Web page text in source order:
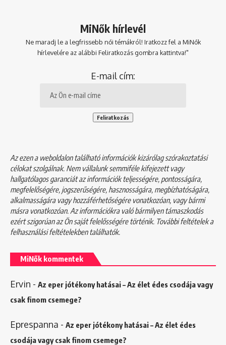
MiNők hírlevél
Ne maradj le a legfrissebb női témákról! Iratkozz fel a MiNők
hírlevelére az alábbi Feliratkozás gombra kattintva!"
E-mail cím:
Az ezen a weboldalon található információk kizárólag szórakoztatási
célokat szolgálnak. Nem vállalunk semmiféle kifejezett vagy
hallgatólagos garanciát az információk teljességére, pontosságára,
megfelelőségére, jogszerűségére, hasznosságára, megbízhatóságára,
alkalmasságára vagy hozzáférhetőségére vonatkozóan, vagy bármi
másra vonatkozóan. Az információkra való bármilyen támaszkodás
ezért szigorúan az Ön saját felelősségére történik. További feltételek a
felhasználási feltételekbentalálhatók.
MiNők kommentek
Ervin - Az eper jótékony hatásai – Az élet édes csodája vagy
csak finom csemege?
Eprespanna - Az eper jótékony hatásai – Az élet édes
csodája vagy csak finom csemege?